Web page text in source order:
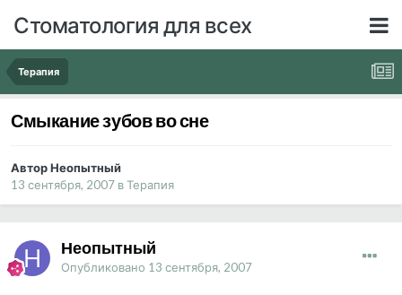
Стоматология для всех
Терапия
Смыкание зубов во сне
Автор Неопытный
13 сентября, 2007 вТерапия
Неопытный
Опубликовано 13 сентября, 2007